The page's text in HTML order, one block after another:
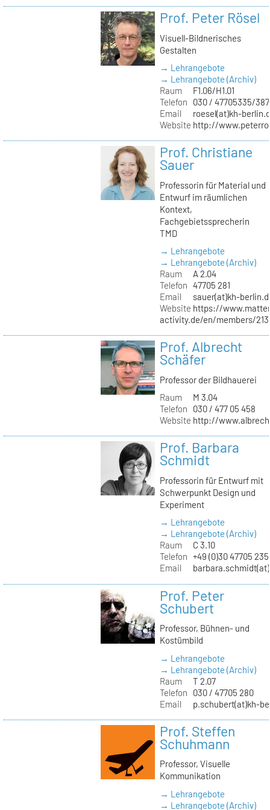
Prof. Peter Rösel
Visuell-Bildnerisches
Gestalten
→ Lehrangebote
→ Lehrangebote (Archiv)
Raum
F1.06/H1.01
Telefon
030 / 47705335/387
Email
roesel(at)kh-
Website http://
Prof. Christiane
Sauer
Professorin für Material und
Entwurf im räumlichen
Kontext,
Fachgebietssprecherin
TMD
→ Lehrangebote
→ Lehrangebote (Archiv)
Raum
A 2.04
Telefon 47705 281
Email
sauer(at)kh-
Website https://
activity.de/en/members/
Prof. Albrecht
Schäfer
Professor der Bildhauerei
Raum
M 3.04
Telefon
030 / 477 05 458
Website http://
Prof. Barbara
Schmidt
Professorin für Entwurf mit
Schwerpunkt Design und
Experiment
→ Lehrangebote
→ Lehrangebote (Archiv)
Raum
C 3.10
Telefon +49 (0)30 47705 235
Email
Prof. Peter
Schubert
Professor, Bühnen- und
Kostümbild
→ Lehrangebote
→ Lehrangebote (Archiv)
Raum
T 2.07
Telefon
030 / 47705 280
Email
p.schubert(at)kh-
Prof. Steffen
Schuhmann
Professor, Visuelle
Kommunikation
→ Lehrangebote
→ Lehrangebote (Archiv)